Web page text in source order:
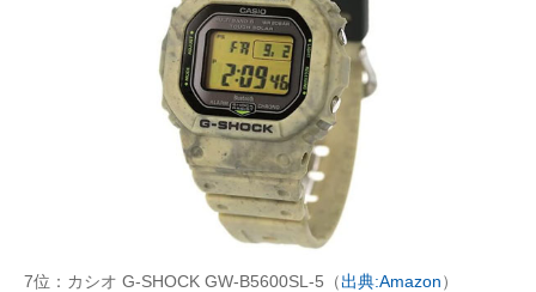
7位：カシオ G-SHOCK GW-B5600SL-5（出典:Amazon）